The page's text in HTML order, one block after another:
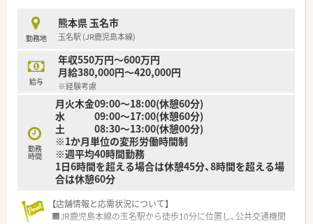
【法人特徴について】
■玉名市の3店舗を中心に、熊本市や荒尾市など熊本県内に5店
舗の調剤薬局を展開している安定した法人です。
■女性社長が本店の管理薬剤師を務めており、社長のご主人や娘
さん2人も薬剤師として活躍している家族経営の会社です。
■在宅医療において月1回のカンファレンスに参加するなど、地
域包括ケアシステムに深く寄与している特徴があります。
勤務地
熊本県 玉名市
玉名駅 (JR鹿児島本線)
給与
年収550万円～600万円
月給380,000円～420,000円
※経験考慮
勤務
時間
月火木金09:00～18:00(休憩60分)
水 09:00～17:00(休憩60分)
土 08:30～13:00(休憩00分)
※1か月単位の変形労働時間制
※週平均40時間勤務
1日6時間を超える場合は休憩45分、8時間を超える場
合は休憩60分
【店舗情報と応需状況について】
■JR鹿児島本線の玉名駅から徒歩10分に位置し、公共交通機関